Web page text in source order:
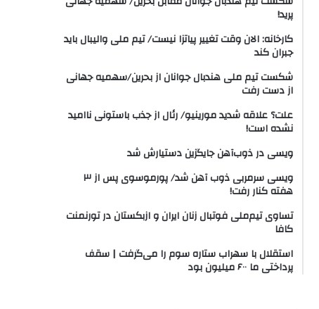
پرید!
کارخانه: الان وقت تغییر پیاتزا نیست/ تیم ملی والیبال باید
جبران کند
شکست تیم ملی هندبال جوانان از بحرین/سهمیه جهانی
از دست رفت
علت؟ علاقه شدید مورینیو/ رئال از جذب باستونی ناامید
نشده است!
ویسی در ذوب‌آهن جایگزین دستیارش شد
ویسی سرمربی ذوب آهن شد/ پورموسوی پس از ۳
هفته کنار رفت!
تساوی تیم‌ملی فوتبال زنان ایران و ازبکستان در تورنمنت
کافا
استقلال با سهراب ستاره سوم را می‌گرفت | سقف
پرداختی ما ۶۰۰ میلیون بود